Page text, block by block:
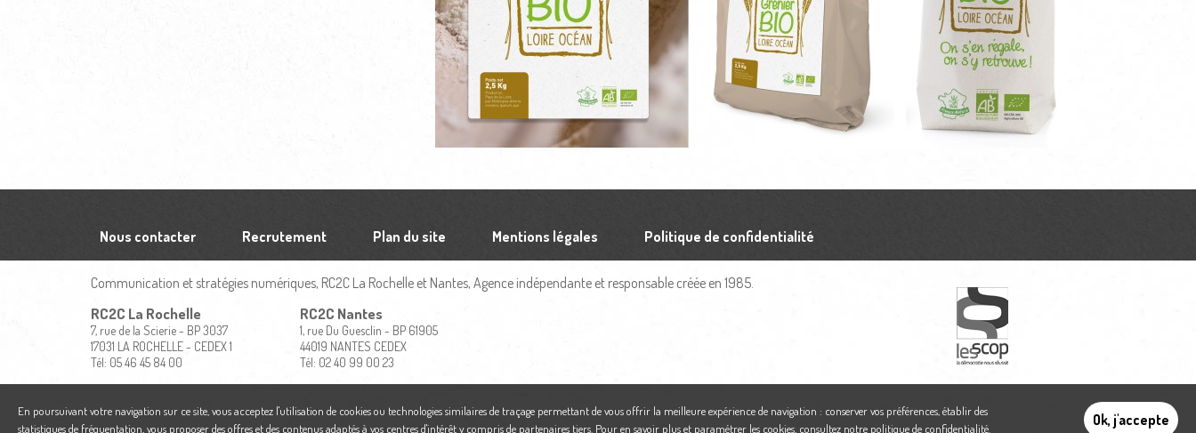
Nous contacter Recrutement Plan du site Mentions légales Politique de confidentialité
Communication et stratégies numériques, RC2C La Rochelle et Nantes, Agence indépendante et responsable créée en 1985.
RC2C La Rochelle
7, rue de la Scierie - BP 3037
17031 LA ROCHELLE - CEDEX 1
Tél: 05 46 45 84 00
RC2C Nantes
1, rue Du Guesclin - BP 61905
44019 NANTES CEDEX
Tél: 02 40 99 00 23
En poursuivant votre navigation sur ce site, vous acceptez l'utilisation de cookies ou technologies similaires de traçage permettant de vous offrir la meilleure expérience de navigation : conserver vos préférences, établir des
statistiques de fréquentation, vous proposer des offres et des contenus adaptés à vos centres d'intérêt y compris de partenaires tiers. Pour en savoir plus et paramétrer les cookies, consultez notre politique de confidentialité Ok, j'accepte